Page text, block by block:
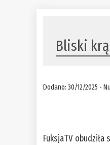
Bliski
Dodano: 30/12/2025 -
FuksjaTV